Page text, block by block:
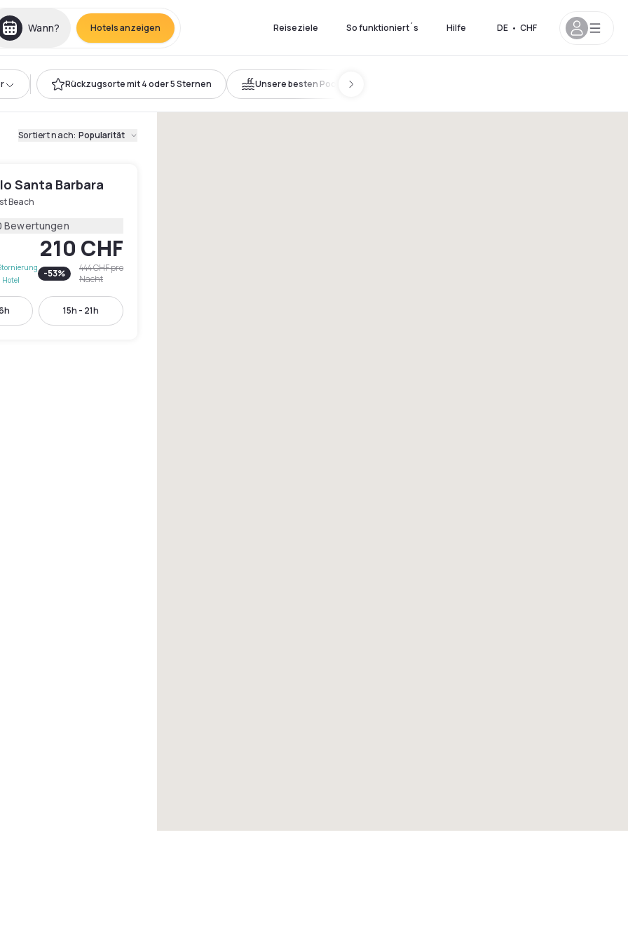
Wann? Hotels anzeigen Reiseziele So funktioniert´s Hilfe DE • CHF
Rückzugsorte mit 4 oder 5 Sternen Unsere besten Pools
Sortiert nach: Popularität
Santa Barbara
Beach
Bewertungen
210 CHF
-53% 444 CHFpro
Nacht
15h - 21h